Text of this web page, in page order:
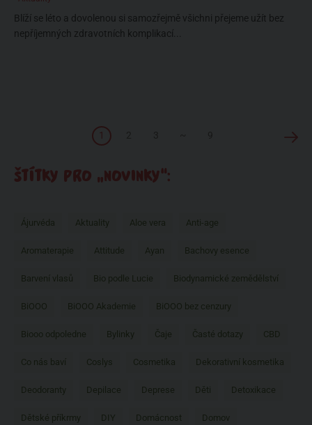
Blíží se léto a dovolenou si samozřejmě všichni přejeme užít bez
nepříjemných zdravotních komplikací...
1
ŠTÍTKY PRO „NOVINKY“:
Ájurvéda Aktuality Aloe vera Anti-age
Aromaterapie Attitude Ayan Bachovy esence
Barvení vlasů Bio podle Lucie Biodynamické zemědělství
BiOOO BiOOO Akademie BiOOO bez cenzury
Biooo odpoledne Bylinky Čaje Časté dotazy CBD
Co nás baví Coslys Cosmetika Dekorativní kosmetika
Deodoranty Depilace Deprese Děti Detoxikace
Dětské příkrmy DIY Domácnost Domov